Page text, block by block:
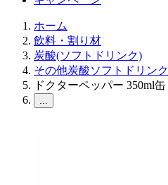
ホーム
飲料・割り材
炭酸(ソフトドリンク)
その他炭酸ソフトドリンク
ドクターペッパー 350ml缶
...